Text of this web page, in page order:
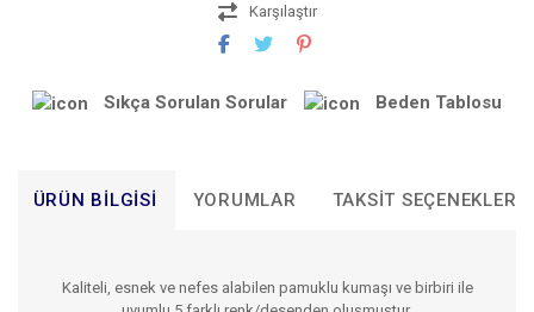
Karşılaştır
Sıkça Sorulan Sorular Beden Tablosu
ÜRÜN BILGISI YORUMLAR TAKSIT SEÇENEKLERI
Kaliteli, esnek ve nefes alabilen pamuklu kumaşı ve birbiri ile